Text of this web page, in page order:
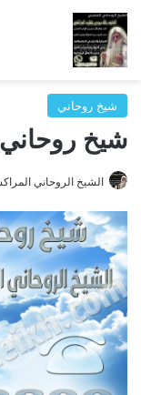
شيخ روحاني
شيخ روحاني
الشيخ الروحاني